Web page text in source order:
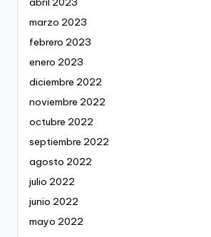
marzo 2023
febrero 2023
enero 2023
diciembre 2022
noviembre 2022
octubre 2022
septiembre 2022
agosto 2022
julio 2022
junio 2022
mayo 2022